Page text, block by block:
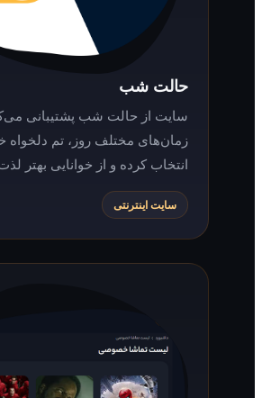
حالت شب
سایت از حالت شب پشتیبانی می‌کند؛ در
زمان‌های مختلف روز، تم دلخواه خود را
انتخاب کرده و از خوانایی بهتر لذت ببرید.
سایت اینترنتی